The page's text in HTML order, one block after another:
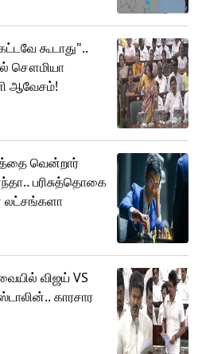
கூடாது"..
சௌமியா
ஆவேசம்!
வென்றார்
பரிசுத்தொகை
விஜய் VS
காரசார